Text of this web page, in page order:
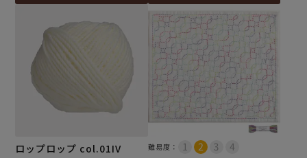
ロップロップ col.01IV 難易度：